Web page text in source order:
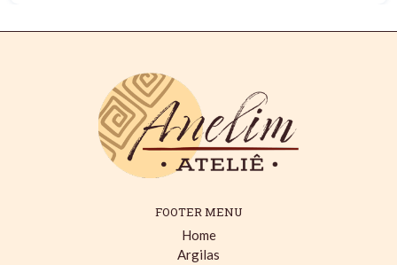
FOOTER MENU
Home
Argilas